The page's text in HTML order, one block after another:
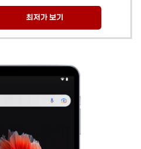
최저가 보기